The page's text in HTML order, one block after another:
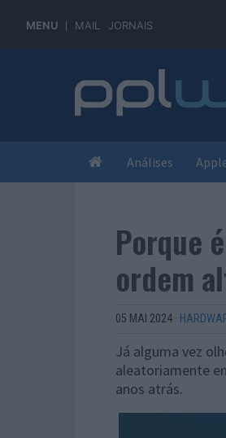
MENU MAIL JORNAIS
Análises
Porque
ordem
05 MAI 2024 ·
Já alguma vez
aleatoriamente
anos atrás.